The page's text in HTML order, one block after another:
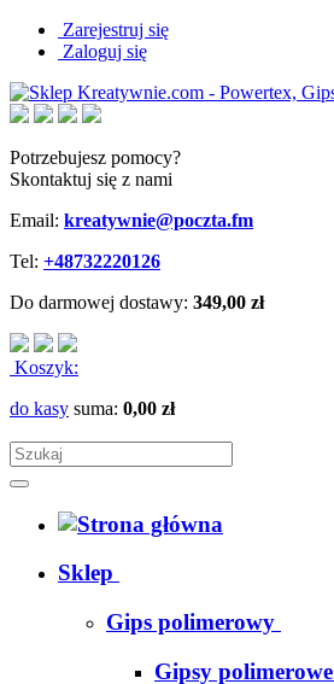
Zarejestruj się
Zaloguj się
Potrzebujesz pomocy?
Skontaktuj się z nami
Email: kreatywnie@poczta.fm
Tel: +48732220126
Do darmowej dostawy: 349,00 zł
Koszyk:
do kasy suma: 0,00 zł
Sklep
Gips polimerowy
Gipsy polimerowe